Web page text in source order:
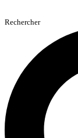
Rechercher